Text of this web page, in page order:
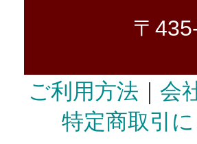
〒
ご利用方法
会
特定商取引